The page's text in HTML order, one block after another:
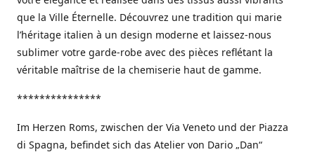
que la Ville Éternelle. Découvrez une tradition qui marie
l’héritage italien à un design moderne et laissez-nous
sublimer votre garde-robe avec des pièces reflétant la
véritable maîtrise de la chemiserie haut de gamme.
***************
Im Herzen Roms, zwischen der Via Veneto und der Piazza
di Spagna, befindet sich das Atelier von Dario „Dan“